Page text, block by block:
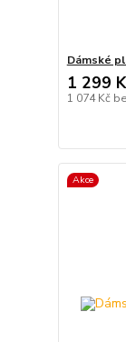
Dámské
1 299
1 074 Kč
Akce